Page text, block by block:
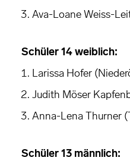
Ava-Loane Weiss-
Schüler 14 weiblich:
Larissa Hofer
Judith Möser
Anna-Lena Thurner
Schüler 13 männlich: